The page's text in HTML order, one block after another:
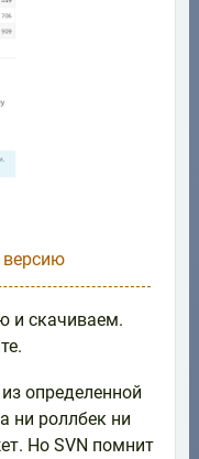
и скачиваем.
определенной
ни роллбек ни
Но SVN помнит